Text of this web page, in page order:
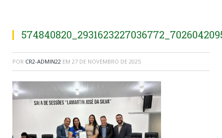
POR CR2-ADMIN22 EM 27 DE NOVEMBRO DE 2025